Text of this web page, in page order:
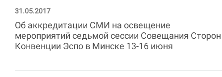
31.05.2017
Об аккредитации СМИ на освещение
мероприятий седьмой сессии Совещания Сторон
Конвенции Эспо в Минске 13-16 июня